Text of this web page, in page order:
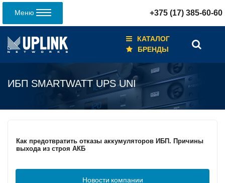
Меню +375 (17) 385-60-60
КАТАЛОГ
БРЕНДЫ
ИБП SMARTWATT UPS UNI
Кабели для промышленных сетей в новом каталоге ANC
Как предотвратить отказы аккумуляторов ИБП. Причины
выхода из строя АКБ
Новости компании